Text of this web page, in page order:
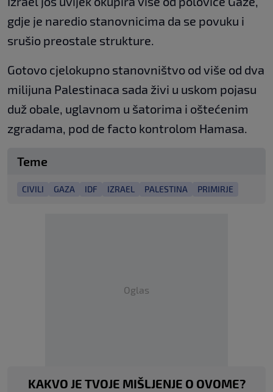
gdje je naredio stanovnicima da se povuku i
srušio preostale strukture.
Gotovo cjelokupno stanovništvo od više od dva
milijuna Palestinaca sada živi u uskom pojasu
duž obale, uglavnom u šatorima i oštećenim
zgradama, pod de facto kontrolom Hamasa.
Teme
CIVILI GAZA IDF IZRAEL PALESTINA PRIMIRJE
Oglas
KAKVO JE TVOJE MIŠLJENJE O OVOME?